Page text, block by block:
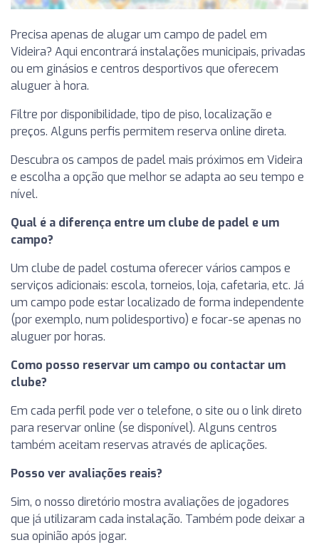
Precisa apenas de alugar um campo de padel em
Videira? Aqui encontrará instalações municipais, privadas
ou em ginásios e centros desportivos que oferecem
aluguer à hora.
Filtre por disponibilidade, tipo de piso, localização e
preços. Alguns perfis permitem reserva online direta.
Descubra os campos de padel mais próximos em Videira
e escolha a opção que melhor se adapta ao seu tempo e
nível.
Qual é a diferença entre um clube de padel e um
campo?
Um clube de padel costuma oferecer vários campos e
serviços adicionais: escola, torneios, loja, cafetaria, etc. Já
um campo pode estar localizado de forma independente
(por exemplo, num polidesportivo) e focar-se apenas no
aluguer por horas.
Como posso reservar um campo ou contactar um
clube?
Em cada perfil pode ver o telefone, o site ou o link direto
para reservar online (se disponível). Alguns centros
também aceitam reservas através de aplicações.
Posso ver avaliações reais?
Sim, o nosso diretório mostra avaliações de jogadores
que já utilizaram cada instalação. Também pode deixar a
sua opinião após jogar.